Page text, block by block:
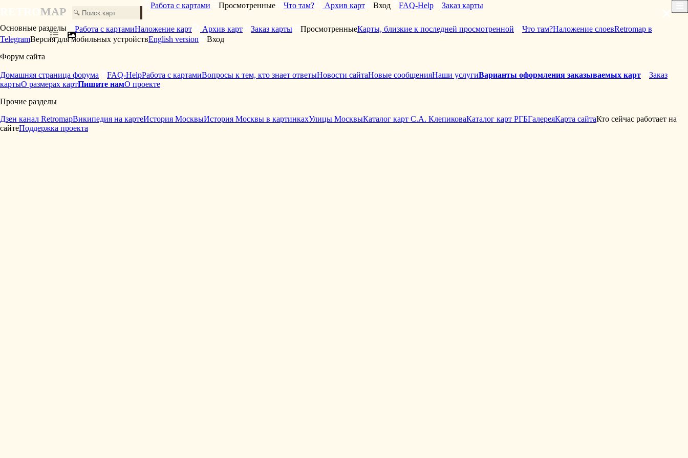
MAP Работа с картами Просмотренные Что там? Архив карт Вход FAQ-Help Заказ карты ×
Основные разделы Работа с картамиНаложение карт Архив карт Заказ карты ПросмотренныеКарты, близкие к последней просмотренной Что там?Наложение слоевRetromap в
TelegramВерсия для мобильных устройствEnglish version
Вход
Форум сайта
Домашняя страница форума FAQ-HelpРабота с картамиВопросы к тем, кто знает ответыНовости сайтаНовые сообщенияНаши услугиВарианты оформления заказываемых карт
Заказ
картыО размерах картПишите намО проекте
Прочие разделы
Дзен канал RetromapВикипедия на картеИстория МосквыИстория Москвы в картинкахУлицы МосквыКаталог карт С.А. КлепиковаКаталог карт РГБГалереяКарта сайтаКто сейчас работает на
сайтеПоддержка проекта